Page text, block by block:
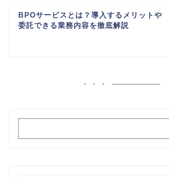
BPOサービスとは？導入するメリットや
委託できる業務内容を徹底解説